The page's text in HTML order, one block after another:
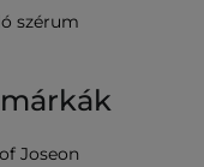
szérum
Joseon